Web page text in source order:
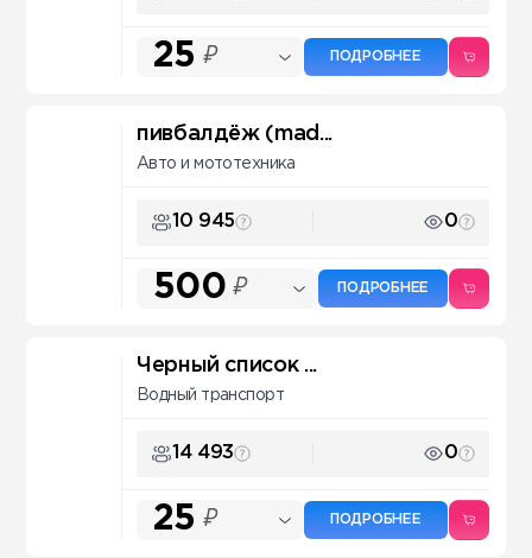
25 ₽ ПОДРОБНЕЕ
пивбалдёж (mad...
Авто и мототехника
10 945 0
500 ₽ ПОДРОБНЕЕ
Черный список ...
Водный транспорт
14 493 0
25 ₽ ПОДРОБНЕЕ